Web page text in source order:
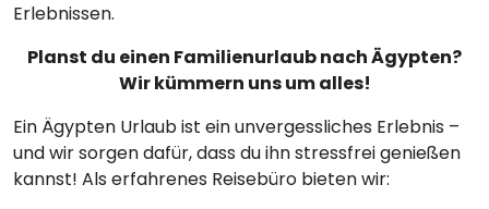
Erlebnissen.
Planst du einen Familienurlaub nach Ägypten?
Wir kümmern uns um alles!
Ein Ägypten Urlaub ist ein unvergessliches Erlebnis –
und wir sorgen dafür, dass du ihn stressfrei genießen
kannst! Als erfahrenes Reisebüro bieten wir: